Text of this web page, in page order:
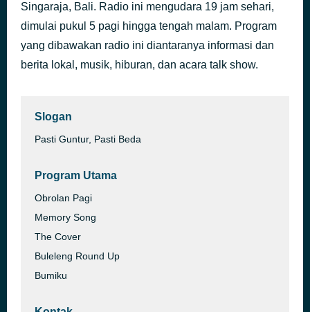
Singaraja, Bali. Radio ini mengudara 19 jam sehari,
dimulai pukul 5 pagi hingga tengah malam. Program
yang dibawakan radio ini diantaranya informasi dan
berita lokal, musik, hiburan, dan acara talk show.
Slogan
Pasti Guntur, Pasti Beda
Program Utama
Obrolan Pagi
Memory Song
The Cover
Buleleng Round Up
Bumiku